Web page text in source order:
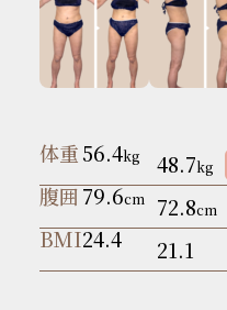
体重56.4kg 48.7kg
腹囲79.6cm 72.8cm
BMI24.4 21.1